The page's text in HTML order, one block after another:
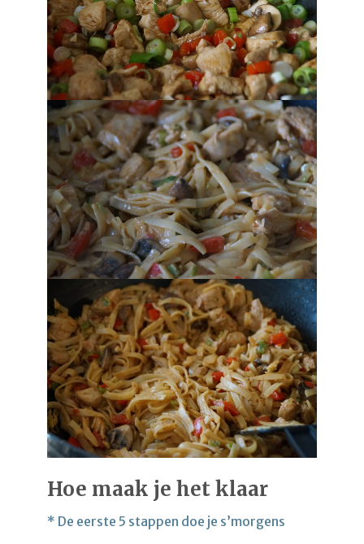
Hoe maak je het klaar
* De eerste 5 stappen doe je s’morgens